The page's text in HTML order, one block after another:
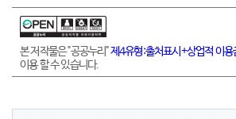
본 저작물은 "공공누리"제4유형:출처표시+상업적 이용
이용 할 수 있습니다.